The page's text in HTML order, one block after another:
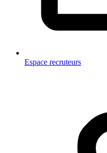
Espace recruteurs